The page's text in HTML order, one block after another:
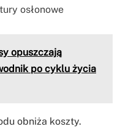
osłonowe
opuszczają
po cyklu życia
obniża koszty.